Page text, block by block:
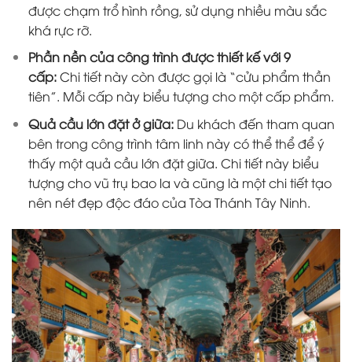
được chạm trổ hình rồng, sử dụng nhiều màu sắc
khá rực rỡ.
Phần nền của công trình được thiết kế với 9
cấp:Chi tiết này còn được gọi là “cửu phẩm thần
tiên”. Mỗi cấp này biểu tượng cho một cấp phẩm.
Quả cầu lớn đặt ở giữa: Du khách đến tham quan
bên trong công trình tâm linh này có thể thể để ý
thấy một quả cầu lớn đặt giữa. Chi tiết này biểu
tượng cho vũ trụ bao la và cũng là một chi tiết tạo
nên nét đẹp độc đáo của Tòa Thánh Tây Ninh.